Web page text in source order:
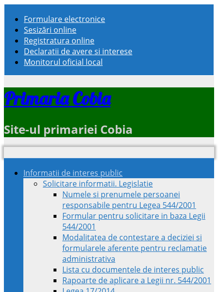
Formulare electronice
Sesizări online
Registratura online
Declaratii de avere si interese
Monitorul oficial local
Primaria Cobia
Site-ul primariei Cobia
Informatii de interes public
Solicitare informatii. Legislatie
Numele si prenumele persoanei
responsabile pentru Legea 544/2001
Formular pentru solicitare in baza Legii
544/2001
Modalitatea de contestare a deciziei si
formularele aferente pentru reclamatie
administrativa
Lista cu documentele de interes public
Rapoarte de aplicare a Legii nr. 544/2001